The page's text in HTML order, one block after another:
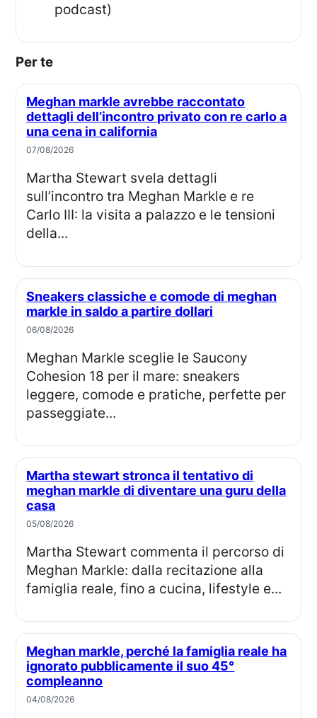
podcast)
Per te
Meghan markle avrebbe raccontato
dettagli dell’incontro privato con re carlo a
una cena in california
07/08/2026
Martha Stewart svela dettagli
sull’incontro tra Meghan Markle e re
Carlo III: la visita a palazzo e le tensioni
della...
Sneakers classiche e comode di meghan
markle in saldo a partire dollari
06/08/2026
Meghan Markle sceglie le Saucony
Cohesion 18 per il mare: sneakers
leggere, comode e pratiche, perfette per
passeggiate...
Martha stewart stronca il tentativo di
meghan markle di diventare una guru della
casa
05/08/2026
Martha Stewart commenta il percorso di
Meghan Markle: dalla recitazione alla
famiglia reale, fino a cucina, lifestyle e...
Meghan markle, perché la famiglia reale ha
ignorato pubblicamente il suo 45°
compleanno
04/08/2026